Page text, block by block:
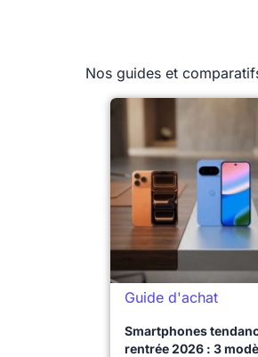
Nos guides et
Guide d'achat
Smartphones
rentrée 2026 : 3